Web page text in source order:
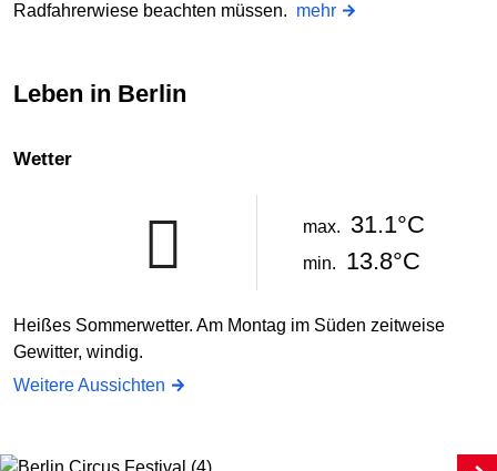
Radfahrerwiese beachten müssen. mehr
Leben in Berlin
Wetter
max. 31.1°C
min. 13.8°C
Heißes Sommerwetter. Am Montag im Süden zeitweise
Gewitter, windig.
Weitere Aussichten